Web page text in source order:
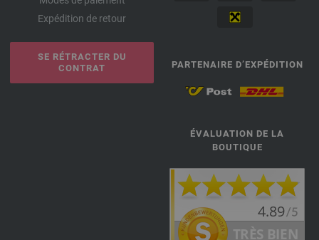
Expédition de retour
SE RÉTRACTER DU
CONTRAT
PARTENAIRE D’EXPÉDITION
ÉVALUATION DE LA
BOUTIQUE